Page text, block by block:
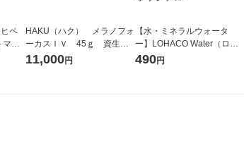
ペ
マッ
ョ
HAKU（ハク） メラノフォ
ーカスＩＶ 45ｇ 資生
堂 おまけ付き
11,000円
【水・ミネラルウォータ
ー】LOHACO Water（ロハ
コウォーター）2L ラベルレ
490円